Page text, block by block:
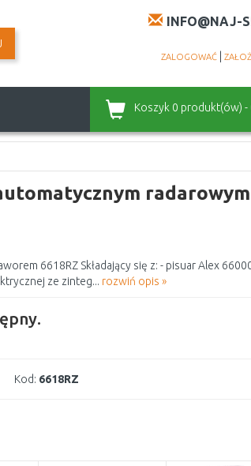
INFO@NAJ-
ZALOGOWAĆ
Koszyk 0 produkt(ów) -
radarowym
6618RZ Składający się z: - pisuar Alex
ze zinteg... rozwiń opis »
Kod: 6618RZ